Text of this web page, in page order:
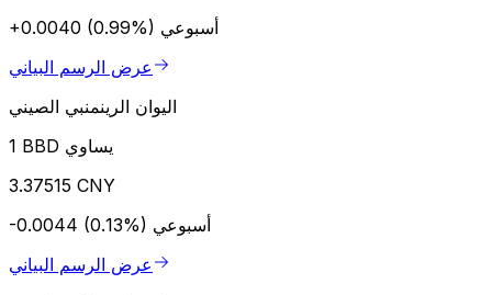
+0.0040 (0.99%) أسبوعي
عرض الرسم البياني
اليوان الرينمنبي الصيني
1 BBD يساوي
3.37515 CNY
-0.0044 (0.13%) أسبوعي
عرض الرسم البياني